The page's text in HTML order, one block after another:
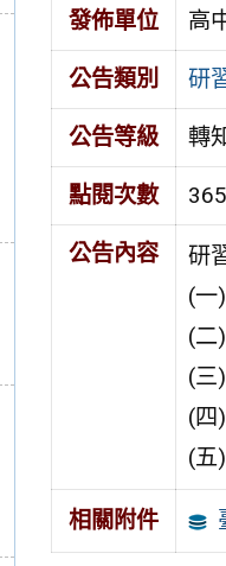
發佈單位 高
公告類別 研
公告等級 轉
點閱次數 365
公告內容
研
(一
(二
(三
(四
(五
相關附件